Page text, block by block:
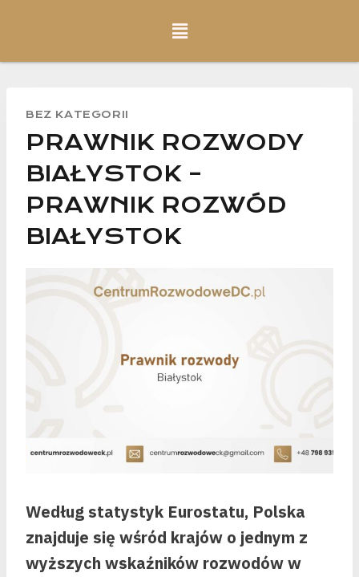
BEZ KATEGORII
PRAWNIK ROZWODY
BIAŁYSTOK –
PRAWNIK ROZWÓD
BIAŁYSTOK
Według statystyk Eurostatu, Polska
znajduje się wśród krajów o jednym z
wyższych wskaźników rozwodów w